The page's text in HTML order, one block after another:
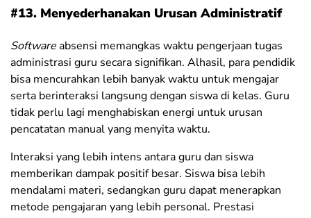
#13. Menyederhanakan Urusan Administratif
Softwareabsensi memangkas waktu pengerjaan tugas
administrasi guru secara signifikan. Alhasil, para pendidik
bisa mencurahkan lebih banyak waktu untuk mengajar
serta berinteraksi langsung dengan siswa di kelas. Guru
tidak perlu lagi menghabiskan energi untuk urusan
pencatatan manual yang menyita waktu.
Interaksi yang lebih intens antara guru dan siswa
memberikan dampak positif besar. Siswa bisa lebih
mendalami materi, sedangkan guru dapat menerapkan
metode pengajaran yang lebih personal. Prestasi